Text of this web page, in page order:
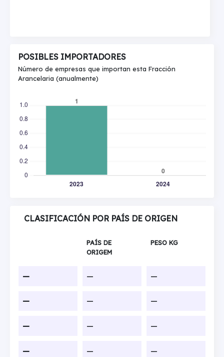
POSIBLES IMPORTADORES
Número de empresas que importan esta Fracción
Arancelaria (anualmente)
CLASIFICACIÓN POR PAÍS DE ORIGEN
PAÍS DE
ORIGEM
PESO KG
— — —
— — —
— — —
— — —